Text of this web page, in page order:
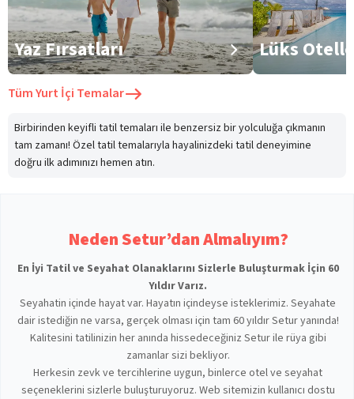
Yaz Fırsatları Lüks
TümYurt İçi Temalar
Birbirinden keyifli tatil temaları ile benzersiz bir yolculuğa çıkmanın
tam zamanı! Özel tatil temalarıyla hayalinizdeki tatil deneyimine
doğru ilk adımınızı hemen atın.
Neden Setur’dan Almalıyım?
En İyi Tatil ve Seyahat Olanaklarını Sizlerle Buluşturmak İçin 60
Yıldır Varız.
Seyahatin içinde hayat var. Hayatın içindeyse isteklerimiz. Seyahate
dair istediğin ne varsa, gerçek olması için tam 60 yıldır Setur yanında!
Kalitesini tatilinizin her anında hissedeceğiniz Setur ile rüya gibi
zamanlar sizi bekliyor.
Herkesin zevk ve tercihlerine uygun, binlerce otel ve seyahat
seçeneklerini sizlerle buluşturuyoruz. Web sitemizin kullanıcı dostu